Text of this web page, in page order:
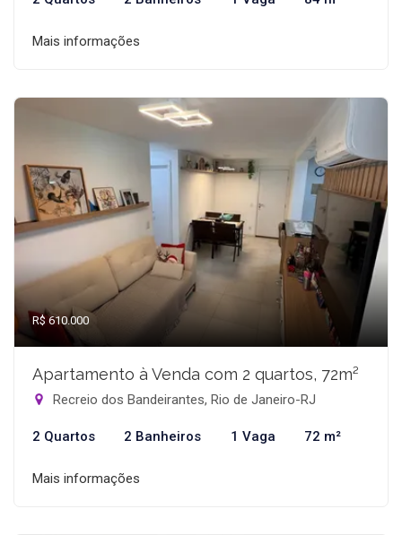
Mais informações
R$ 610.000
Apartamento à Venda com 2 quartos, 72m²
Recreio dos Bandeirantes, Rio de Janeiro-RJ
2 Quartos 2 Banheiros 1 Vaga 72 m²
Mais informações